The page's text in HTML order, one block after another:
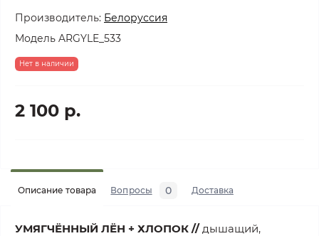
Производитель: Белоруссия
Модель ARGYLE_533
Нет в наличии
2 100 р.
Описание товара Вопросы 0 Доставка
УМЯГЧЁННЫЙ ЛЁН + ХЛОПОК //дышащий,